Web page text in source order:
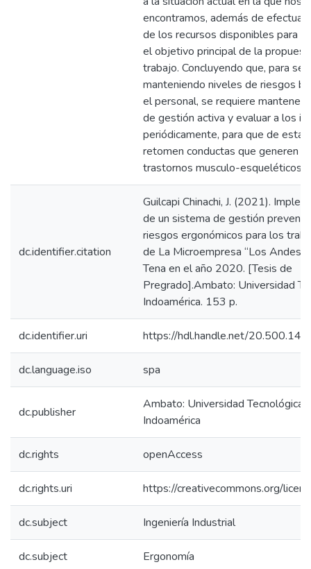
encontramos, además de efectuar
de los recursos disponibles para la
el objetivo principal de la
trabajo. Concluyendo que, para
manteniendo niveles de riesgos
el personal, se requiere mantener
de gestión activa y evaluar a los
periódicamente, para que de esta
retomen conductas que generen
trastornos musculo-esqueléticos.
dc.identifier.citation
Guilcapi Chinachi, J. (2021).
de un sistema de gestión
riesgos ergonómicos para los
de La Microempresa “Los Andes”
Tena en el año 2020. [Tesis de
Pregrado].Ambato: Universidad
Indoamérica. 153 p.
dc.identifier.uri https://hdl.handle.net/
dc.language.iso spa
dc.publisher
Ambato: Universidad Tecnológica
Indoamérica
dc.rights openAccess
dc.rights.uri https://creativecommons.org/
dc.subject Ingeniería Industrial
dc.subject Ergonomía